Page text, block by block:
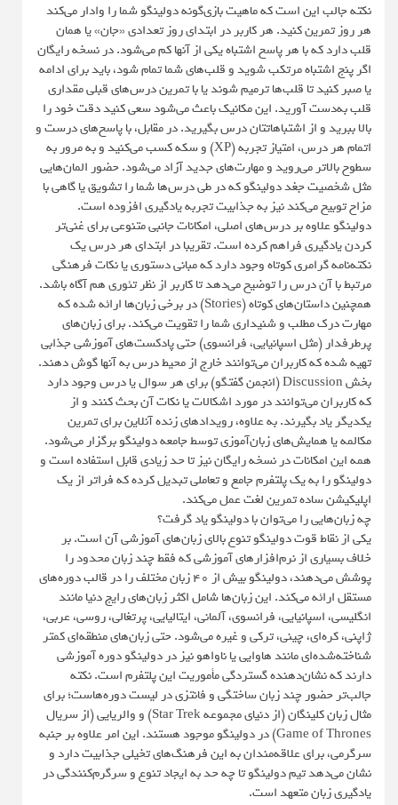
نکته جالب این است که ماهیت بازی‌گونه دولینگو شما را وادار می‌کند
هر روز تمرین کنید. هر کاربر در ابتدای روز تعدادی «جان» یا همان
قلب دارد که با هر پاسخ اشتباه یکی از آنها کم می‌شود. در نسخه رایگان
اگر پنج اشتباه مرتکب شوید و قلب‌های شما تمام شود، باید برای ادامه
یا صبر کنید تا قلب‌ها ترمیم شوند یا با تمرین درس‌های قبلی مقداری
قلب به‌دست آورید. این مکانیک باعث می‌شود سعی کنید دقت خود را
بالا ببرید و از اشتباهاتتان درس بگیرید. در مقابل، با پاسخ‌های درست و
اتمام هر درس، امتیاز تجربه (XP) و سکه کسب می‌کنید و به مرور به
سطوح بالاتر می‌روید و مهارت‌های جدید آزاد می‌شود. حضور المان‌هایی
مثل شخصیت جغد دولینگو که در طی درس‌ها شما را تشویق یا گاهی با
مزاح توبیخ می‌کند نیز به جذابیت تجربه یادگیری افزوده است.
دولینگو علاوه بر درس‌های اصلی، امکانات جانبی متنوعی برای غنی‌تر
کردن یادگیری فراهم کرده است. تقریبا در ابتدای هر درس یک
نکته‌نامه گرامری کوتاه وجود دارد که مبانی دستوری یا نکات فرهنگی
مرتبط با آن درس را توضیح می‌دهد تا کاربر از نظر تئوری هم آگاه باشد.
همچنین داستان‌های کوتاه (Stories) در برخی زبان‌ها ارائه شده که
مهارت درک مطلب و شنیداری شما را تقویت می‌کند. برای زبان‌های
پرطرفدار (مثل اسپانیایی، فرانسوی) حتی پادکست‌های آموزشی جذابی
تهیه شده که کاربران می‌توانند خارج از محیط درس به آنها گوش دهند.
بخش Discussion (انجمن گفتگو) برای هر سوال یا درس وجود دارد
که کاربران می‌توانند در مورد اشکالات یا نکات آن بحث کنند و از
یکدیگر یاد بگیرند. به علاوه، رویدادهای زنده آنلاین برای تمرین
مکالمه یا همایش‌های زبان‌آموزی توسط جامعه دولینگو برگزار می‌شود.
همه این امکانات در نسخه رایگان نیز تا حد زیادی قابل استفاده است و
دولینگو را به یک پلتفرم جامع و تعاملی تبدیل کرده که فراتر از یک
اپلیکیشن ساده تمرین لغت عمل می‌کند.
چه زبان‌هایی را می‌توان با دولینگو یاد گرفت؟
یکی از نقاط قوت دولینگو تنوع بالای زبان‌های آموزشی آن است. بر
خلاف بسیاری از نرم‌افزارهای آموزشی که فقط چند زبان محدود را
پوشش می‌دهند، دولینگو بیش از ۴۰ زبان مختلف را در قالب دوره‌های
مستقل ارائه می‌کند. این زبان‌ها شامل اکثر زبان‌های رایج دنیا مانند
انگلیسی، اسپانیایی، فرانسوی، آلمانی، ایتالیایی، پرتغالی، روسی، عربی،
ژاپنی، کره‌ای، چینی، ترکی و غیره می‌شود. حتی زبان‌های منطقه‌ای کمتر
شناخته‌شده‌ای مانند هاوایی یا ناواهو نیز در دولینگو دوره آموزشی
دارند که نشان‌دهنده گستردگی مأموریت این پلتفرم است. نکته
جالب‌تر حضور چند زبان ساختگی و فانتزی در لیست دوره‌هاست؛ برای
مثال زبان کلینگان (از دنیای مجموعه Star Trek) و والریایی (از سریال
Game of Thrones) در دولینگو موجود هستند. این امر علاوه بر جنبه
سرگرمی، برای علاقه‌مندان به این فرهنگ‌های تخیلی جذابیت دارد و
نشان می‌دهد تیم دولینگو تا چه حد به ایجاد تنوع و سرگرم‌کنندگی در
یادگیری زبان متعهد است.